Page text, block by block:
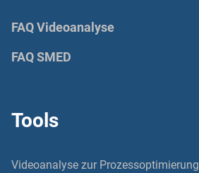
FAQ Videoanalyse
FAQ SMED
Tools
Videoanalyse zur Prozessoptimierung